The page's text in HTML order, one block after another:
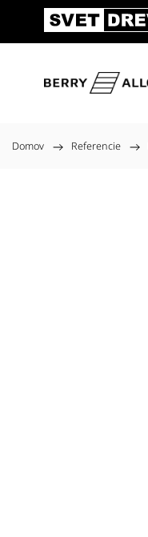
Domov / Referencie /